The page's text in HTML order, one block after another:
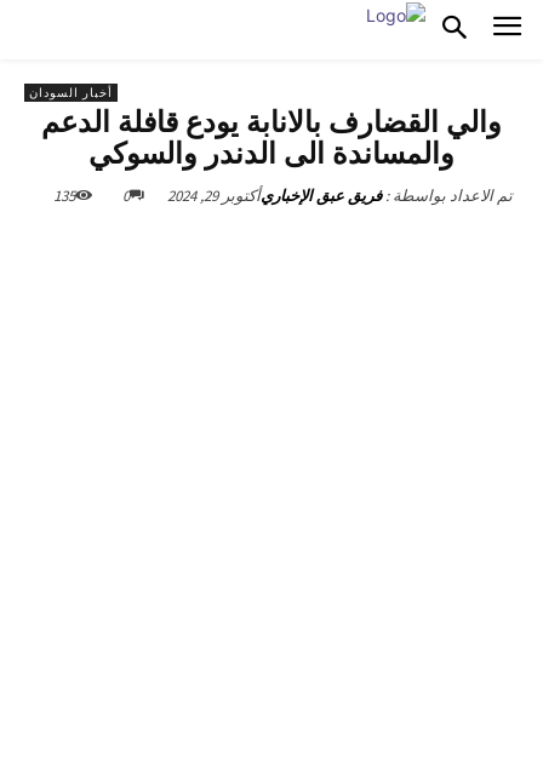
أخبار السودان
والي القضارف بالانابة يودع قافلة الدعم
والمساندة الى الدندر والسوكي
تم الاعداد بواسطة : فريق عبق الإخباريأكتوبر 29, 2024 0
135